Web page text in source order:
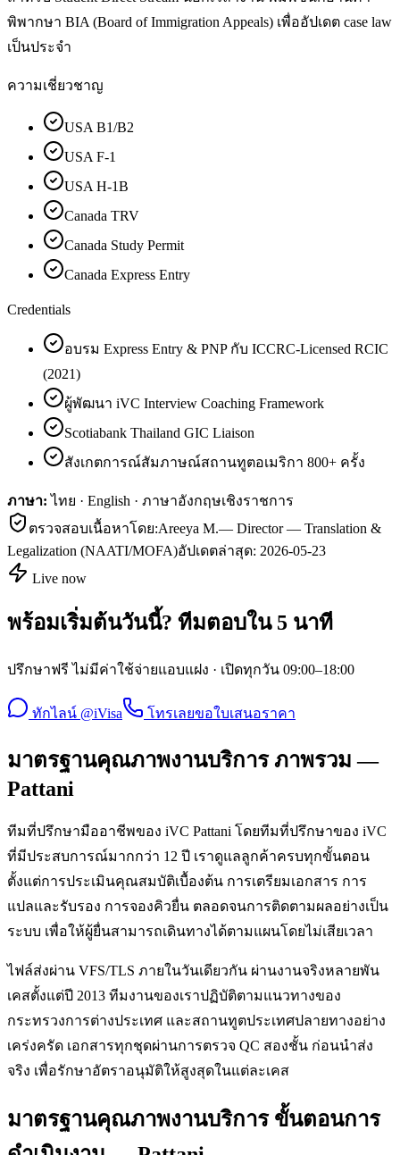
พิพากษา BIA (Board of Immigration Appeals) เพื่ออัปเดต case law
เป็นประจำ
ความเชี่ยวชาญ
USA B1/B2
USA F-1
USA H-1B
Canada TRV
Canada Study Permit
Canada Express Entry
Credentials
อบรม Express Entry & PNP กับ ICCRC-Licensed RCIC
(2021)
ผู้พัฒนา iVC Interview Coaching Framework
Scotiabank Thailand GIC Liaison
สังเกตการณ์สัมภาษณ์สถานทูตอเมริกา 800+ ครั้ง
ภาษา: ไทย · English · ภาษาอังกฤษเชิงราชการ
ตรวจสอบเนื้อหาโดย:Areeya M.— Director — Translation &
Legalization (NAATI/MOFA)อัปเดตล่าสุด: 2026-05-23
Live now
พร้อมเริ่มต้นวันนี้? ทีมตอบใน 5 นาที
ปรึกษาฟรี ไม่มีค่าใช้จ่ายแอบแฝง · เปิดทุกวัน 09:00–18:00
ทักไลน์ @iVisa โทรเลยขอใบเสนอราคา
มาตรฐานคุณภาพงานบริการ ภาพรวม —
Pattani
ทีมที่ปรึกษามืออาชีพของ iVC Pattani โดยทีมที่ปรึกษาของ iVC
ที่มีประสบการณ์มากกว่า 12 ปี เราดูแลลูกค้าครบทุกขั้นตอน
ตั้งแต่การประเมินคุณสมบัติเบื้องต้น การเตรียมเอกสาร การ
แปลและรับรอง การจองคิวยื่น ตลอดจนการติดตามผลอย่างเป็น
ระบบ เพื่อให้ผู้ยื่นสามารถเดินทางได้ตามแผนโดยไม่เสียเวลา
ไฟล์ส่งผ่าน VFS/TLS ภายในวันเดียวกัน ผ่านงานจริงหลายพัน
เคสตั้งแต่ปี 2013 ทีมงานของเราปฏิบัติตามแนวทางของ
กระทรวงการต่างประเทศ และสถานทูตประเทศปลายทางอย่าง
เคร่งครัด เอกสารทุกชุดผ่านการตรวจ QC สองชั้น ก่อนนำส่ง
จริง เพื่อรักษาอัตราอนุมัติให้สูงสุดในแต่ละเคส
มาตรฐานคุณภาพงานบริการ ขั้นตอนการ